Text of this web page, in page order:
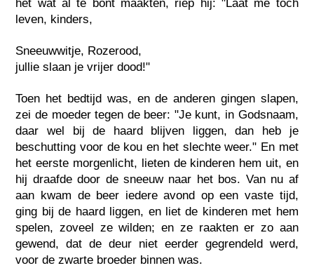
het wat al te bont maakten, riep hij: "Laat me toch
leven, kinders,
Sneeuwwitje, Rozerood,
jullie slaan je vrijer dood!"
Toen het bedtijd was, en de anderen gingen slapen,
zei de moeder tegen de beer: "Je kunt, in Godsnaam,
daar wel bij de haard blijven liggen, dan heb je
beschutting voor de kou en het slechte weer." En met
het eerste morgenlicht, lieten de kinderen hem uit, en
hij draafde door de sneeuw naar het bos. Van nu af
aan kwam de beer iedere avond op een vaste tijd,
ging bij de haard liggen, en liet de kinderen met hem
spelen, zoveel ze wilden; en ze raakten er zo aan
gewend, dat de deur niet eerder gegrendeld werd,
voor de zwarte broeder binnen was.